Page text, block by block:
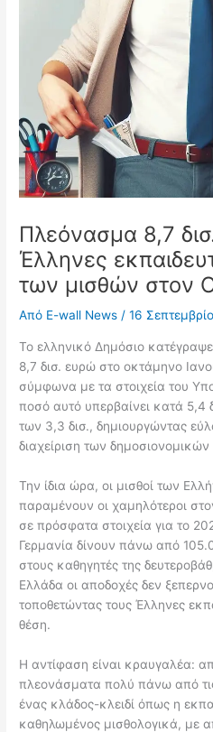
Πλεόνασμα 8,7
Έλληνες
των μισθών στον
Από E-wall News/16
Το ελληνικό Δημόσιο
8,7 δισ. ευρώ στο οκτάμηνο
σύμφωνα με τα στοιχεία του
ποσό αυτό υπερβαίνει κατά 5,4
των 3,3 δισ., δημιουργώντας
διαχείριση των
Την ίδια ώρα, οι μισθοί των
παραμένουν οι χαμηλότεροι
σε πρόσφατα στοιχεία για το
Γερμανία δίνουν πάνω από
στους καθηγητές της
Ελλάδα οι αποδοχές δεν
τοποθετώντας τους Έλληνες
θέση.
Η αντίφαση είναι κραυγαλέα:
πλεονάσματα πολύ πάνω από
ένας κλάδος-κλειδί όπως η
καθηλωμένος μισθολογικά, με